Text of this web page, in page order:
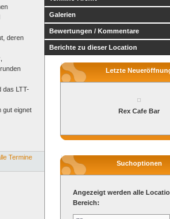
deren
das LTT-
gut eignet
Termine
Galerien
Bewertungen / Kommentare
Berichte zu dieser Location
Letzte
Rex Cafe Bar
Suchoptionen
Angezeigt werden alle
Bereich: